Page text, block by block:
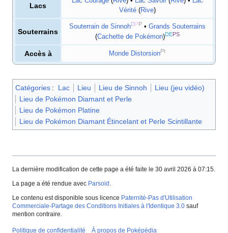
Lacs
Vérité(Rive)
Souterrains
Souterrain de SinnohDPP • Grands Souterrains
(Cachette de Pokémon) DEPS
Accès à Monde DistorsionPt
Catégories : Lac Lieu Lieu de Sinnoh
Lieu (jeu vidéo)
Lieu de Pokémon Diamant et Perle
Lieu de Pokémon Platine
Lieu de Pokémon Diamant Étincelant et Perle Scintillante
La dernière modification de cette page a été faite le 30 avril 2026 à 07:15.
La page a été rendue avec Parsoid .
Le contenu est disponible sous licence Paternité-Pas d'Utilisation
Commerciale-Partage des Conditions Initiales à l'Identique 3.0 sauf
mention contraire.
Politique de confidentialité À propos de Poképédia